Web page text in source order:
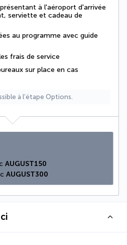
à l'aéroport d'arrivée
serviette et cadeau de
au programme avec guide
frais de service
sur place en cas
à l’étape Options.
AUGUST150
AUGUST300